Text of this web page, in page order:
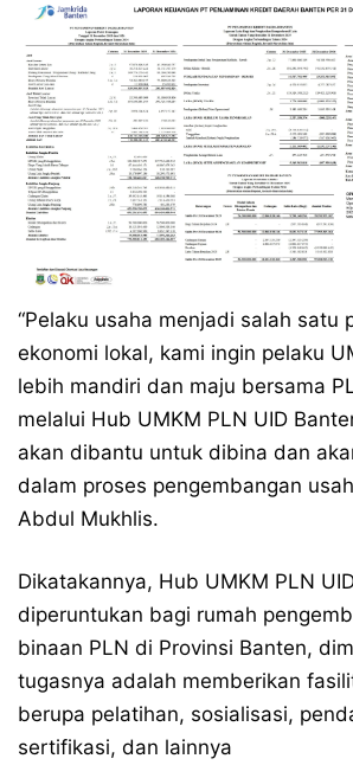
“Pelaku usaha menjadi salah satu
ekonomi lokal, kami ingin pelaku
lebih mandiri dan maju bersama
melalui Hub UMKM PLN UID
akan dibantu untuk dibina dan
dalam proses pengembangan
Abdul Mukhlis.
Dikatakannya, Hub UMKM PLN
diperuntukan bagi rumah
binaan PLN di Provinsi Banten,
tugasnya adalah memberikan
berupa pelatihan, sosialisasi,
sertifikasi, dan lainnya